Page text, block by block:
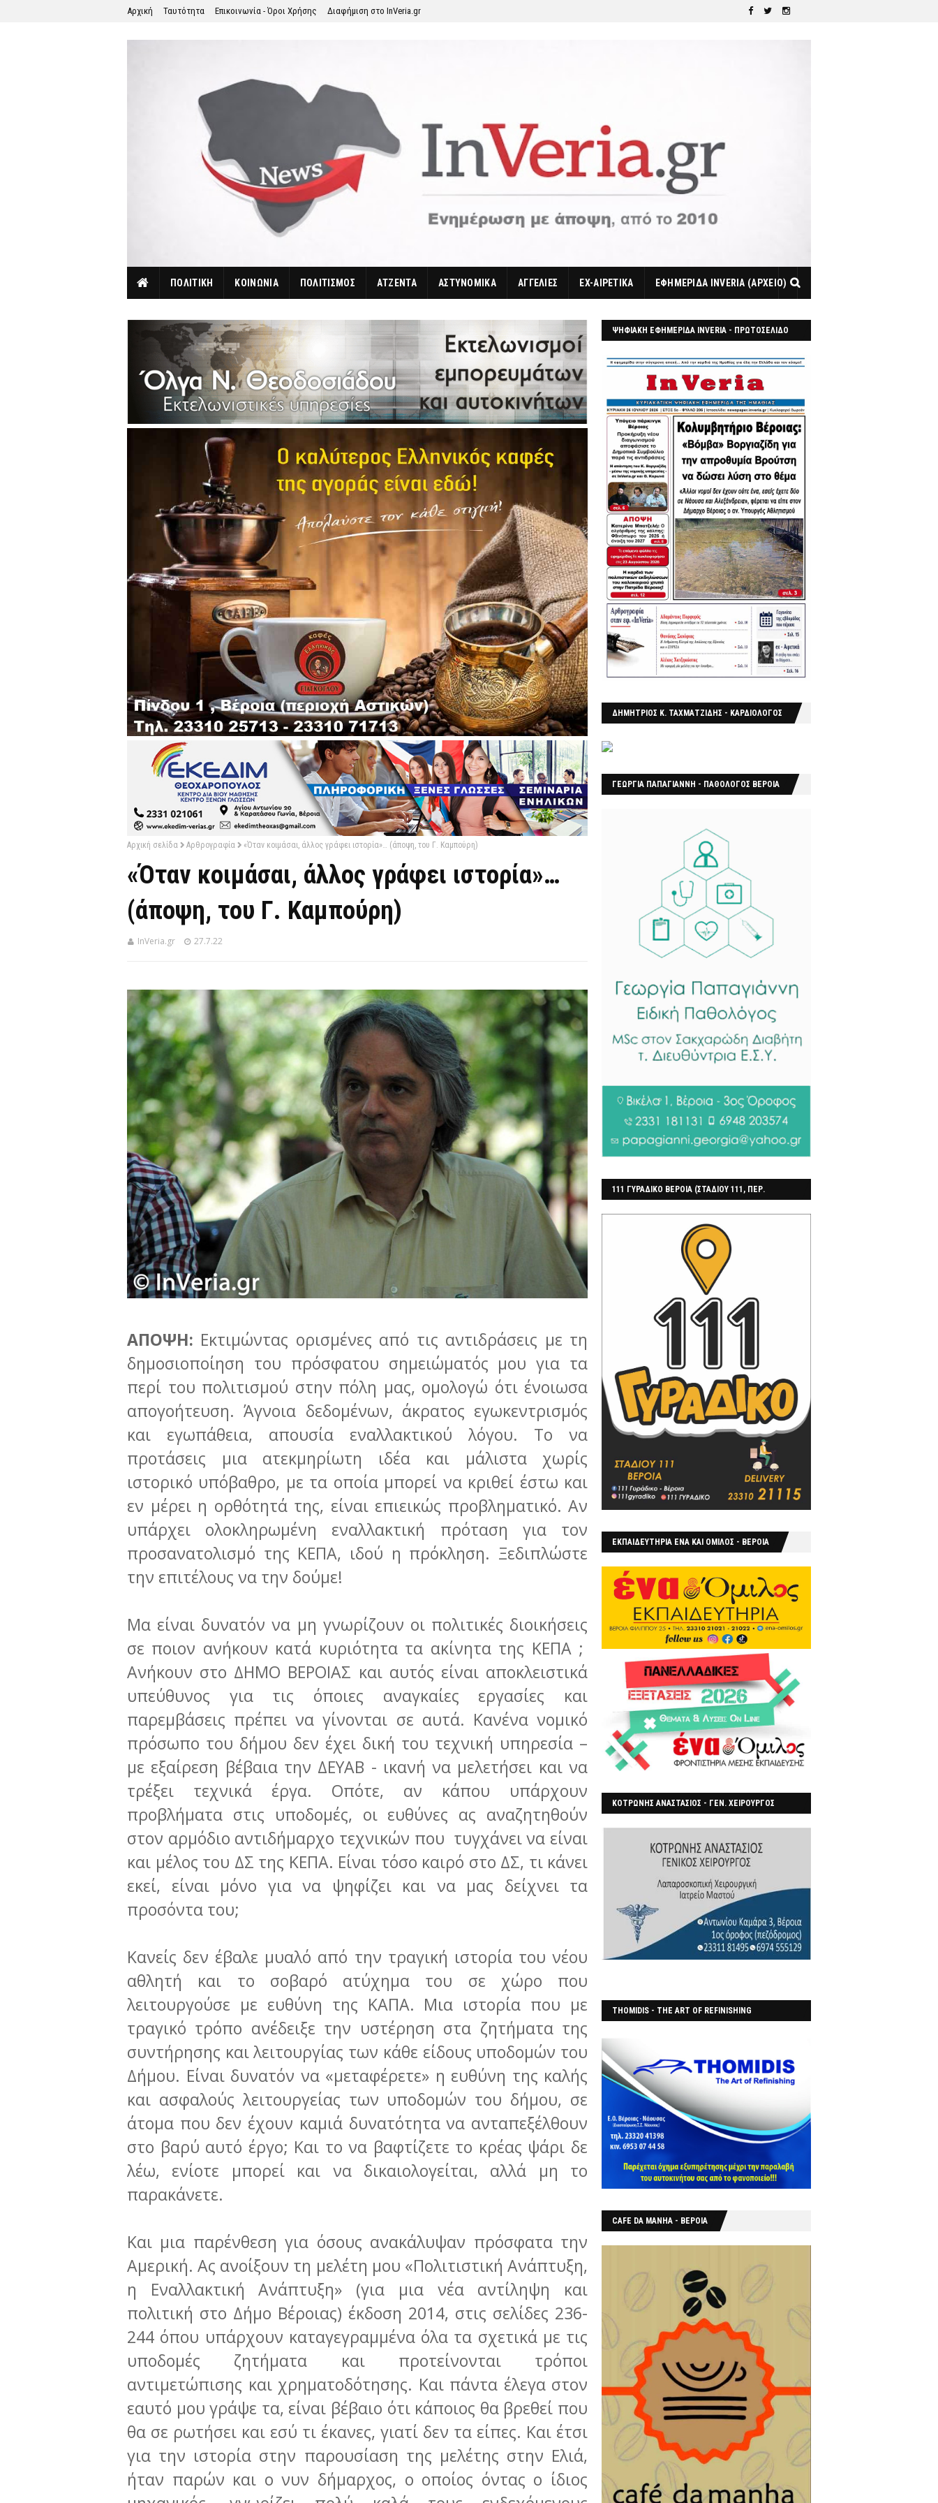
Αρχική Ταυτότητα Επικοινωνία - Όροι Χρήσης Διαφήμιση στο InVeria.gr
ΠΟΛΙΤΙΚΗ ΚΟΙΝΩΝΙΑ ΠΟΛΙΤΙΣΜΟΣ ΑΤΖΕΝΤΑ ΑΣΤΥΝΟΜΙΚΑ ΑΓΓΕΛΙΕΣ EX-ΑΙΡΕΤΙΚΑ ΕΦΗΜΕΡΙΔΑ INVERIA (ΑΡΧΕΙΟ)
Αρχική σελίδα Αρθρογραφία «Όταν κοιμάσαι, άλλος γράφει ιστορία»… (άποψη, του Γ. Καμπούρη)
«Όταν κοιμάσαι, άλλος γράφει ιστορία»…
(άποψη, του Γ. Καμπούρη)
InVeria.gr 27.7.22
ΑΠΟΨΗ: Εκτιμώντας ορισμένες από τις αντιδράσεις με τη
δημοσιοποίηση του πρόσφατου σημειώματός μου για τα
περί του πολιτισμού στην πόλη μας, ομολογώ ότι ένοιωσα
απογοήτευση. Άγνοια δεδομένων, άκρατος εγωκεντρισμός
και εγωπάθεια, απουσία εναλλακτικού λόγου. Το να
προτάσεις μια ατεκμηρίωτη ιδέα και μάλιστα χωρίς
ιστορικό υπόβαθρο, με τα οποία μπορεί να κριθεί έστω και
εν μέρει η ορθότητά της, είναι επιεικώς προβληματικό. Αν
υπάρχει ολοκληρωμένη εναλλακτική πρόταση για τον
προσανατολισμό της ΚΕΠΑ, ιδού η πρόκληση. Ξεδιπλώστε
την επιτέλους να την δούμε!
Μα είναι δυνατόν να μη γνωρίζουν οι πολιτικές διοικήσεις
σε ποιον ανήκουν κατά κυριότητα τα ακίνητα της ΚΕΠΑ ;
Ανήκουν στο ΔΗΜΟ ΒΕΡΟΙΑΣ και αυτός είναι αποκλειστικά
υπεύθυνος για τις όποιες αναγκαίες εργασίες και
παρεμβάσεις πρέπει να γίνονται σε αυτά. Κανένα νομικό
πρόσωπο του δήμου δεν έχει δική του τεχνική υπηρεσία –
με εξαίρεση βέβαια την ΔΕΥΑΒ - ικανή να μελετήσει και να
τρέξει τεχνικά έργα. Οπότε, αν κάπου υπάρχουν
προβλήματα στις υποδομές, οι ευθύνες ας αναζητηθούν
στον αρμόδιο αντιδήμαρχο τεχνικών που τυγχάνει να είναι
και μέλος του ΔΣ της ΚΕΠΑ. Είναι τόσο καιρό στο ΔΣ, τι κάνει
εκεί, είναι μόνο για να ψηφίζει και να μας δείχνει τα
προσόντα του;
Κανείς δεν έβαλε μυαλό από την τραγική ιστορία του νέου
αθλητή και το σοβαρό ατύχημα του σε χώρο που
λειτουργούσε με ευθύνη της ΚΑΠΑ. Μια ιστορία που με
τραγικό τρόπο ανέδειξε την υστέρηση στα ζητήματα της
συντήρησης και λειτουργίας των κάθε είδους υποδομών του
Δήμου. Είναι δυνατόν να «μεταφέρετε» η ευθύνη της καλής
και ασφαλούς λειτουργείας των υποδομών του δήμου, σε
άτομα που δεν έχουν καμιά δυνατότητα να ανταπεξέλθουν
στο βαρύ αυτό έργο; Και το να βαφτίζετε το κρέας ψάρι δε
λέω, ενίοτε μπορεί και να δικαιολογείται, αλλά μη το
παρακάνετε.
Και μια παρένθεση για όσους ανακάλυψαν πρόσφατα την
Αμερική. Ας ανοίξουν τη μελέτη μου «Πολιτιστική Ανάπτυξη,
η Εναλλακτική Ανάπτυξη» (για μια νέα αντίληψη και
πολιτική στο Δήμο Βέροιας) έκδοση 2014, στις σελίδες 236-
244 όπου υπάρχουν καταγεγραμμένα όλα τα σχετικά με τις
υποδομές ζητήματα και προτείνονται τρόποι
αντιμετώπισης και χρηματοδότησης. Και πάντα έλεγα στον
εαυτό μου γράψε τα, είναι βέβαιο ότι κάποιος θα βρεθεί που
θα σε ρωτήσει και εσύ τι έκανες, γιατί δεν τα είπες. Και έτσι
για την ιστορία στην παρουσίαση της μελέτης στην Ελιά,
ήταν παρών και ο νυν δήμαρχος, ο οποίος όντας ο ίδιος
ΨΗΦΙΑΚΗ ΕΦΗΜΕΡΙΔΑ INVERIA - ΠΡΩΤΟΣΕΛΙΔΟ
ΔΗΜΗΤΡΙΟΣ Κ. ΤΑΧΜΑΤΖΙΔΗΣ - ΚΑΡΔΙΟΛΟΓΟΣ
ΓΕΩΡΓΙΑ ΠΑΠΑΓΙΑΝΝΗ - ΠΑΘΟΛΟΓΟΣ ΒΕΡΟΙΑ
111 ΓΥΡΑΔΙΚΟ ΒΕΡΟΙΑ (ΣΤΑΔΙΟΥ 111, ΠΕΡ.
ΕΚΠΑΙΔΕΥΤΗΡΙΑ ΕΝΑ ΚΑΙ ΟΜΙΛΟΣ - ΒΕΡΟΙΑ
ΚΟΤΡΩΝΗΣ ΑΝΑΣΤΑΣΙΟΣ - ΓΕΝ. ΧΕΙΡΟΥΡΓΟΣ
THOMIDIS - THE ART OF REFINISHING
CAFE DA MANHA - ΒΕΡΟΙΑ